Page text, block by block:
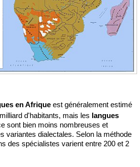
en Afrique est généralement estimé
d'habitants, mais les langues
sont bien moins nombreuses et
variantes dialectales. Selon la méthode
des spécialistes varient entre 200 et 2